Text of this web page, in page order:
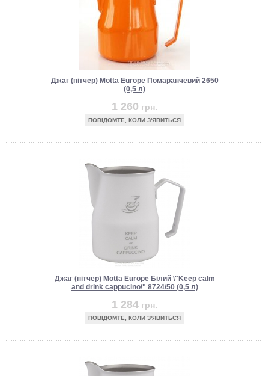
Джаг (пітчер) Motta Europe Помаранчевий 2650
(0,5 л)
1 260 грн.
ПОВІДОМТЕ, КОЛИ З'ЯВИТЬСЯ
Джаг (пітчер) Motta Europe Білий \"Keep calm
and drink cappucino\" 8724/50 (0,5 л)
1 284 грн.
ПОВІДОМТЕ, КОЛИ З'ЯВИТЬСЯ